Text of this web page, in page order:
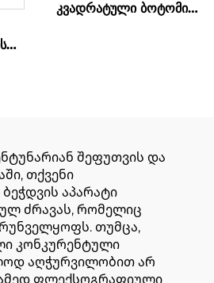
კვადრატული ბოტომის
შეფუთვის და
თქვენი
აპარატი
ძრავას, რომელიც
თუმცა,
კონკურენტული
აღჭურვილობით არ
ფლექსოგრაფიული